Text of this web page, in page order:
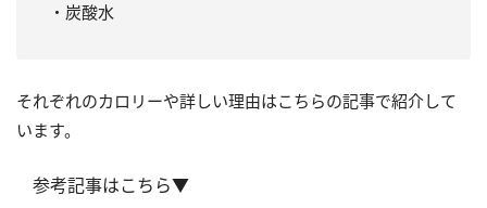
・炭酸水
それぞれのカロリーや詳しい理由はこちらの記事で紹介して
います。
参考記事はこちら▼